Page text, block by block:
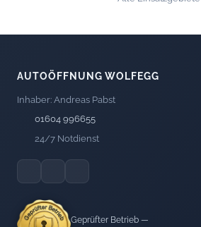
AUTOÖFFNUNG WOLFEGG
Inhaber: Andreas Pabst
01604 996655
24/7 Notdienst
Geprüfter Betrieb —